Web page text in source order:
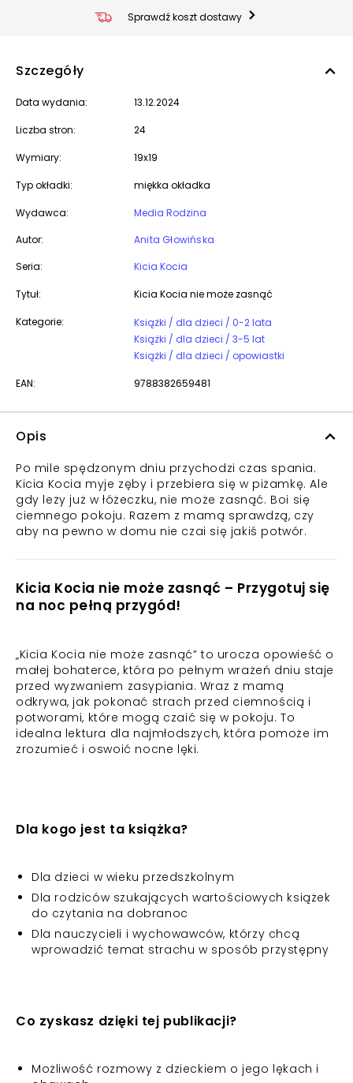
Sprawdź koszt dostawy
Szczegóły
Data wydania: 13.12.2024
Liczba stron: 24
Wymiary: 19x19
Typ okładki: miękka okładka
Wydawca:
Media Rodzina
Autor:
Anita Głowińska
Seria:
Kicia Kocia
Tytuł: Kicia Kocia nie może zasnąć
Kategorie:
Książki / dla dzieci / 0-2 lata
Książki / dla dzieci / 3-5 lat
Książki / dla dzieci / opowiastki
EAN: 9788382659481
Opis
Po mile spędzonym dniu przychodzi czas spania.
Kicia Kocia myje zęby i przebiera się w piżamkę. Ale
gdy leży już w łóżeczku, nie może zasnąć. Boi się
ciemnego pokoju. Razem z mamą sprawdzą, czy
aby na pewno w domu nie czai się jakiś potwór.
Kicia Kocia nie może zasnąć – Przygotuj się
na noc pełną przygód!
„Kicia Kocia nie może zasnąć” to urocza opowieść o
małej bohaterce, która po pełnym wrażeń dniu staje
przed wyzwaniem zasypiania. Wraz z mamą
odkrywa, jak pokonać strach przed ciemnością i
potworami, które mogą czaić się w pokoju. To
idealna lektura dla najmłodszych, która pomoże im
zrozumieć i oswoić nocne lęki.
Dla kogo jest ta książka?
Dla dzieci w wieku przedszkolnym
Dla rodziców szukających wartościowych książek
do czytania na dobranoc
Dla nauczycieli i wychowawców, którzy chcą
wprowadzić temat strachu w sposób przystępny
Co zyskasz dzięki tej publikacji?
Możliwość rozmowy z dzieckiem o jego lękach i